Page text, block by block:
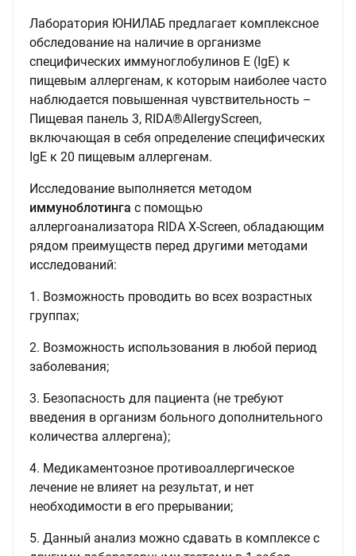
Лаборатория ЮНИЛАБ предлагает комплексное
обследование на наличие в организме
специфических иммуноглобулинов Е (IgE) к
пищевым аллергенам, к которым наиболее часто
наблюдается повышенная чувствительность –
Пищевая панель 3, RIDA®AllergyScreen,
включающая в себя определение специфических
IgE к 20 пищевым аллергенам.
Исследование выполняется методом
иммуноблотинга с помощью
аллергоанализатора RIDA Х-Screen, обладающим
рядом преимуществ перед другими методами
исследований:
1. Возможность проводить во всех возрастных
группах;
2. Возможность использования в любой период
заболевания;
3. Безопасность для пациента (не требуют
введения в организм больного дополнительного
количества аллергена);
4. Медикаментозное противоаллергическое
лечение не влияет на результат, и нет
необходимости в его прерывании;
5. Данный анализ можно сдавать в комплексе с